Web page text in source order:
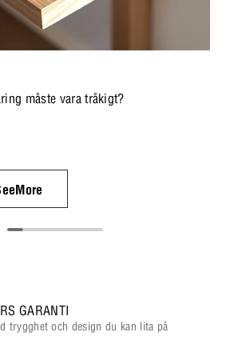
måste vara tråkigt?
GARANTI
trygghet och design du kan lita på